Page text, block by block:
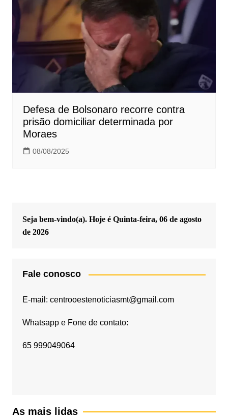
Defesa de Bolsonaro recorre contra
prisão domiciliar determinada por
Moraes
08/08/2025
Seja bem-vindo(a). Hoje é Quinta-feira, 06 de agosto
de 2026
Fale conosco
E-mail: centrooestenoticiasmt@gmail.com
Whatsapp e Fone de contato:
65 999049064
As mais lidas